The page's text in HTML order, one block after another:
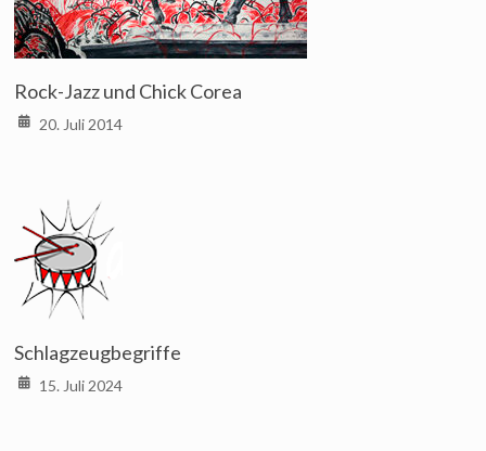
Rock-Jazz und Chick Corea
20. Juli 2014
Schlagzeugbegriffe
15. Juli 2024